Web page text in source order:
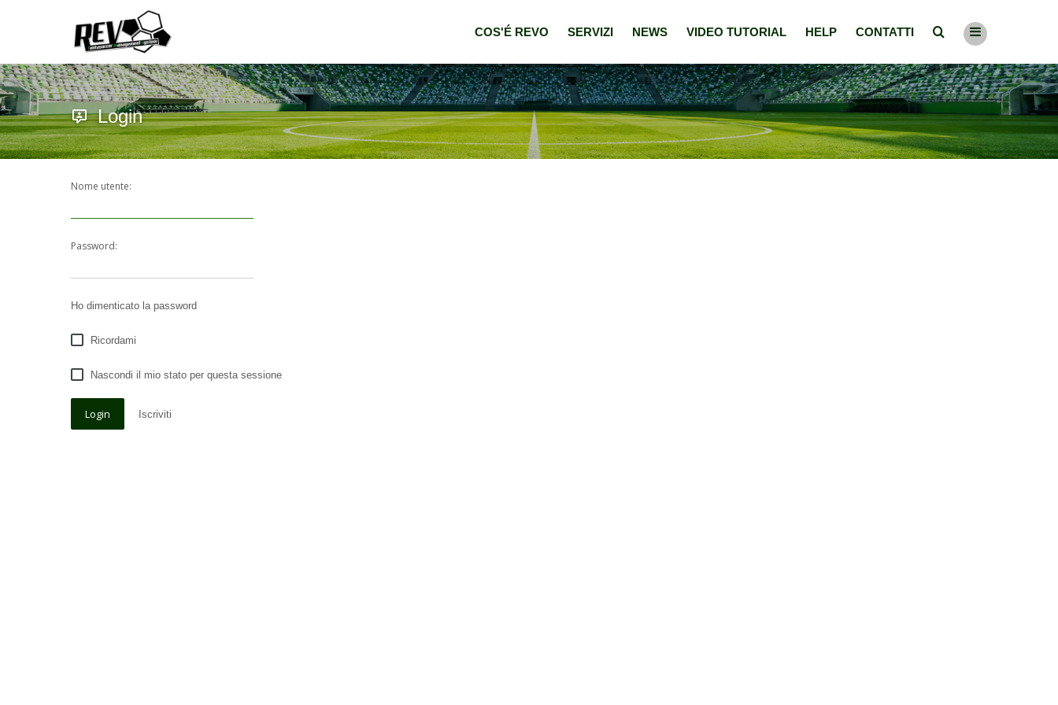
COS'É REVO SERVIZI NEWS VIDEO TUTORIAL HELP CONTATTI
Login
Nome utente:
Password:
Ho dimenticato la password
Ricordami
Nascondi il mio stato per questa sessione
Iscriviti